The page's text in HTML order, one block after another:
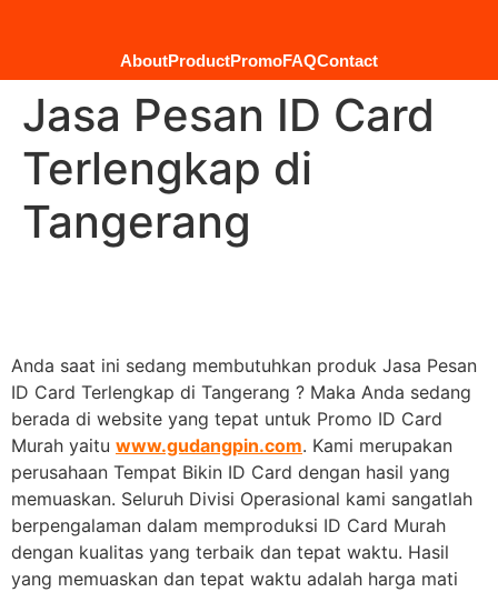
AboutProductPromoFAQContact
Jasa Pesan ID Card
Terlengkap di
Tangerang
Anda saat ini sedang membutuhkan produk Jasa Pesan
ID Card Terlengkap di Tangerang ? Maka Anda sedang
berada di website yang tepat untuk Promo ID Card
Murah yaitu www.gudangpin.com. Kami merupakan
perusahaan Tempat Bikin ID Card dengan hasil yang
memuaskan. Seluruh Divisi Operasional kami sangatlah
berpengalaman dalam memproduksi ID Card Murah
dengan kualitas yang terbaik dan tepat waktu. Hasil
yang memuaskan dan tepat waktu adalah harga mati